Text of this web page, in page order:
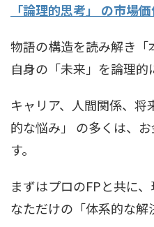
「論理的思考」 の市場
物語の構造を読み解き
自身の「未来」を論理的
キャリア、人間関係、
的な悩み」 の多くは、
す。
まずはプロのFPと共に
なただけの「体系的な解